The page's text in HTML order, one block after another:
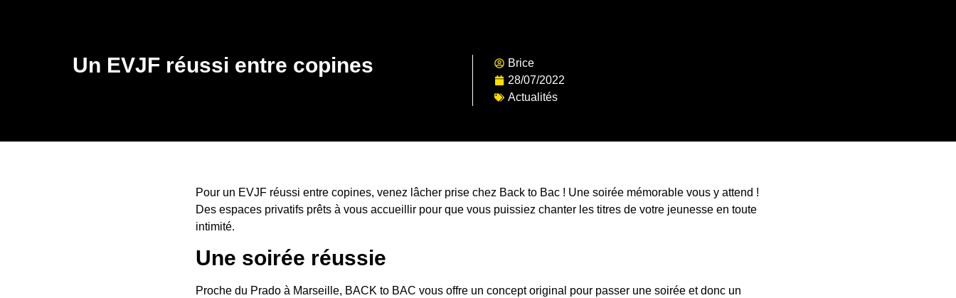
Un EVJF réussi entre copines
Brice
28/07/2022
Actualités
Pour un EVJF réussi entre copines, venez lâcher prise chez Back to Bac ! Une soirée mémorable vous y attend !
Des espaces privatifs prêts à vous accueillir pour que vous puissiez chanter les titres de votre jeunesse en toute
intimité.
Une soirée réussie
Proche du Prado à Marseille, BACK to BAC vous offre un concept original pour passer une soirée et donc un